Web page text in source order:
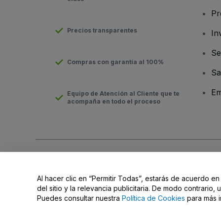
Precios transparentes
Compras con garantía al 100%
Equipo de Atención al Cliente que te
acompaña en todo el proceso
No compartir mi información personal ni tus opciones de
Al hacer clic en “Permitir Todas”, estarás de acuerdo
del sitio y la relevancia publicitaria. De modo contrario,
Puedes consultar nuestra Política de Cookies para más